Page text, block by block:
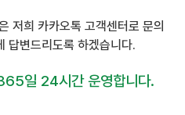
저희 카카오톡 고객센터로 문의
답변드리도록 하겠습니다.
일 24시간 운영합니다.